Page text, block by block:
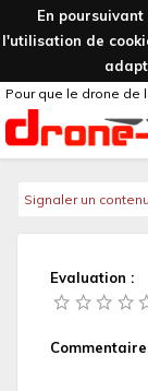
En
l'utilisation de
Pour que le drone de
Signaler un
Evaluation :